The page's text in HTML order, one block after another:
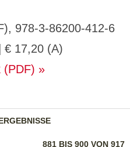
978-3-86200-412-6
| € 17,20 (A)
(PDF)
881 BIS 900 VON 917